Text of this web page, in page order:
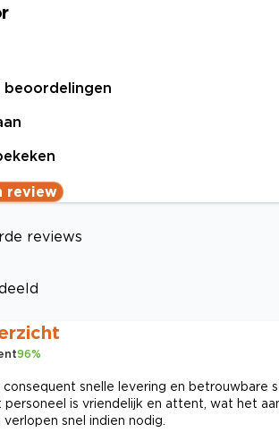
beoordelingen
review
reviews
96%
consequent snelle levering en
is vriendelijk en attent, wat het
snel indien nodig.